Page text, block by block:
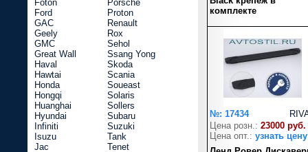
комплекте
№: 17434
Цена розн.: 23000 руб.
Цена опт.: узнать цену
Foton
Ford
GAC
Geely
GMC
Great Wall
Haval
Hawtai
Honda
Hongqi
Huanghai
Hyundai
Infiniti
Isuzu
Jac
Porsche
Proton
Renault
Rox
Sehol
Ssang Yong
Skoda
Scania
Soueast
Solaris
Sollers
Subaru
Suzuki
Tank
Tenet